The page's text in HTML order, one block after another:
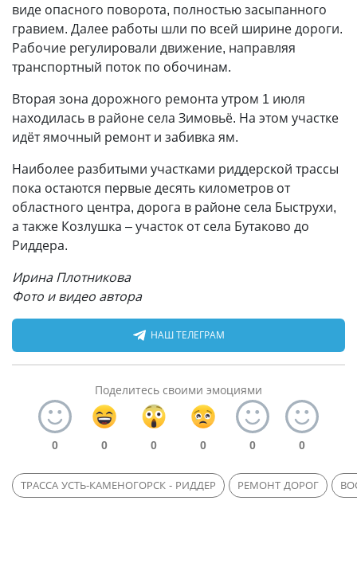
виде опасного поворота, полностью засыпанного
гравием. Далее работы шли по всей ширине дороги.
Рабочие регулировали движение, направляя
транспортный поток по обочинам.
Вторая зона дорожного ремонта утром 1 июля
находилась в районе села Зимовьё. На этом участке
идёт ямочный ремонт и забивка ям.
Наиболее разбитыми участками риддерской трассы
пока остаются первые десять километров от
областного центра, дорога в районе села Быструхи,
а также Козлушка – участок от села Бутаково до
Риддера.
Ирина Плотникова
Фото и видео автора
НАШ ТЕЛЕГРАМ
Поделитесь своими эмоциями
0 0 0 0 0 0
ТРАССА УСТЬ-КАМЕНОГОРСК - РИДДЕР РЕМОНТ ДОРОГ